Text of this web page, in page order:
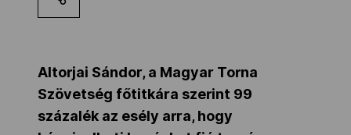
Társszervezetek
Altorjai Sándor, a Magyar Torna
Szövetség főtitkára szerint 99
százalék az esély arra, hogy